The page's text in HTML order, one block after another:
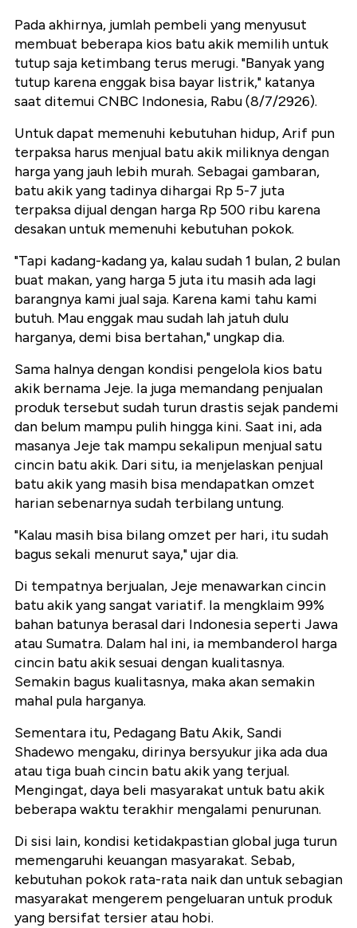
Pada akhirnya, jumlah pembeli yang menyusut
membuat beberapa kios batu akik memilih untuk
tutup saja ketimbang terus merugi. "Banyak yang
tutup karena enggak bisa bayar listrik," katanya
saat ditemui CNBC Indonesia, Rabu (8/7/2926).
Untuk dapat memenuhi kebutuhan hidup, Arif pun
terpaksa harus menjual batu akik miliknya dengan
harga yang jauh lebih murah. Sebagai gambaran,
batu akik yang tadinya dihargai Rp 5-7 juta
terpaksa dijual dengan harga Rp 500 ribu karena
desakan untuk memenuhi kebutuhan pokok.
"Tapi kadang-kadang ya, kalau sudah 1 bulan, 2 bulan
buat makan, yang harga 5 juta itu masih ada lagi
barangnya kami jual saja. Karena kami tahu kami
butuh. Mau enggak mau sudah lah jatuh dulu
harganya, demi bisa bertahan," ungkap dia.
Sama halnya dengan kondisi pengelola kios batu
akik bernama Jeje. Ia juga memandang penjualan
produk tersebut sudah turun drastis sejak pandemi
dan belum mampu pulih hingga kini. Saat ini, ada
masanya Jeje tak mampu sekalipun menjual satu
cincin batu akik. Dari situ, ia menjelaskan penjual
batu akik yang masih bisa mendapatkan omzet
harian sebenarnya sudah terbilang untung.
"Kalau masih bisa bilang omzet per hari, itu sudah
bagus sekali menurut saya," ujar dia.
Di tempatnya berjualan, Jeje menawarkan cincin
batu akik yang sangat variatif. Ia mengklaim 99%
bahan batunya berasal dari Indonesia seperti Jawa
atau Sumatra. Dalam hal ini, ia membanderol harga
cincin batu akik sesuai dengan kualitasnya.
Semakin bagus kualitasnya, maka akan semakin
mahal pula harganya.
Sementara itu, Pedagang Batu Akik, Sandi
Shadewo mengaku, dirinya bersyukur jika ada dua
atau tiga buah cincin batu akik yang terjual.
Mengingat, daya beli masyarakat untuk batu akik
beberapa waktu terakhir mengalami penurunan.
Di sisi lain, kondisi ketidakpastian global juga turun
memengaruhi keuangan masyarakat. Sebab,
kebutuhan pokok rata-rata naik dan untuk sebagian
masyarakat mengerem pengeluaran untuk produk
yang bersifat tersier atau hobi.